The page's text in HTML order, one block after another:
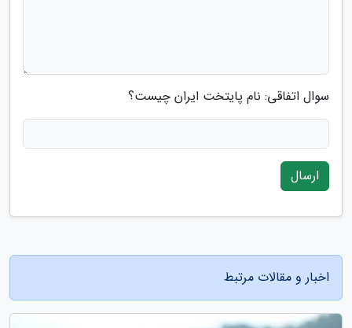
سوال اتفاقی: نام پایتخت ایران چیست؟
ارسال
اخبار و مقالات مرتبط